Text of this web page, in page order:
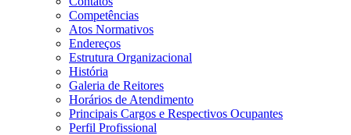
Competências
Atos Normativos
Endereços
Estrutura Organizacional
História
Galeria de Reitores
Horários de Atendimento
Principais Cargos e Respectivos Ocupantes
Perfil Profissional